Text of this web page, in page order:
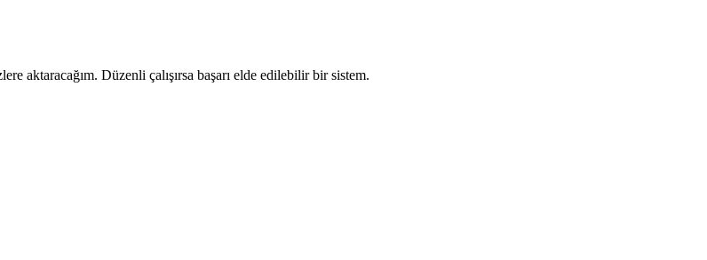
aktaracağım. Düzenli çalışırsa başarı elde edilebilir bir sistem.